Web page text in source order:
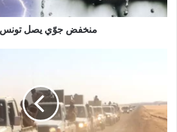
منخفض جوّي يصل تونس